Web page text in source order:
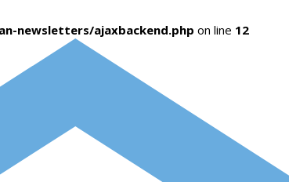
newsletters/ajaxbackend.php on line 12